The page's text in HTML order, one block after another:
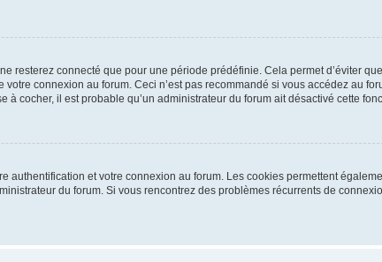
resterez connecté que pour une période prédéfinie. Cela permet d’éviter
connexion au forum. Ceci n’est pas recommandé si vous accédez au
cocher, il est probable qu’un administrateur du forum ait désactivé cette
et votre connexion au forum. Les cookies permettent
du forum. Si vous rencontrez des problèmes récurrents de